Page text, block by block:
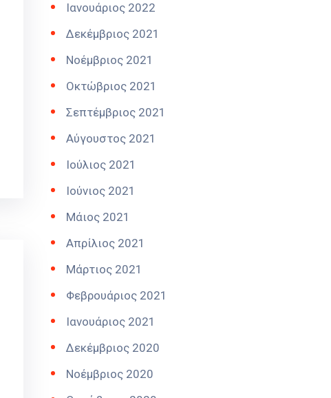
Ιανουάριος 2022
Δεκέμβριος 2021
Νοέμβριος 2021
Οκτώβριος 2021
Σεπτέμβριος 2021
Αύγουστος 2021
Ιούλιος 2021
Ιούνιος 2021
Μάιος 2021
Απρίλιος 2021
Μάρτιος 2021
Φεβρουάριος 2021
Ιανουάριος 2021
Δεκέμβριος 2020
Νοέμβριος 2020